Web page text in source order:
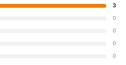
3
0
0
0
0